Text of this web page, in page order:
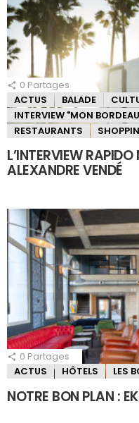
0 Partages
ACTUS
BALADE
INTERVIEW "MON
RESTAURANTS
L’INTERVIEW
ALEXANDRE VENDÉ
0 Partages
ACTUS
HÔTELS LES
NOTRE BON PLAN :